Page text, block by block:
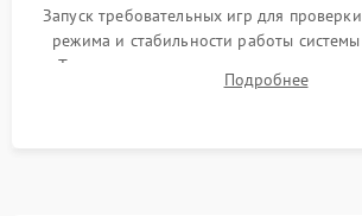
Запуск требовательных игр для
режима и стабильности работы
Тестирование привода, синхронизации
геймпадов, выхода в сеть и выдачи
Подробнее